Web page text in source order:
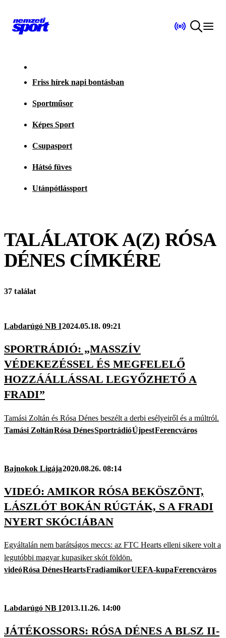
Friss hírek napi bontásban
Sportműsor
Képes Sport
Csupasport
Hátsó füves
Utánpótlássport
TALÁLATOK A(Z) RÓSA
DÉNES CÍMKÉRE
37 találat
Labdarúgó NB I2024.05.18. 09:21
SPORTRÁDIÓ: „MASSZÍV
VÉDEKEZÉSSEL ÉS MEGFELELŐ
HOZZÁÁLLÁSSAL LEGYŐZHETŐ A
FRADI”
Tamási Zoltán és Rósa Dénes beszélt a derbi esélyeiről és a múltról.
Tamási ZoltánRósa DénesSportrádióÚjpestFerencváros
Bajnokok Ligája2020.08.26. 08:14
VIDEÓ: AMIKOR RÓSA BEKÖSZÖNT,
LÁSZLÓT BOKÁN RÚGTÁK, S A FRADI
NYERT SKÓCIÁBAN
Egyáltalán nem barátságos meccs: az FTC Hearts elleni sikere volt a
legutóbbi magyar kupasiker skót földön.
videóRósa DénesHeartsFradiamikorUEFA-kupaFerencváros
Labdarúgó NB I2013.11.26. 14:00
JÁTÉKOSSORS: RÓSA DÉNES A BLSZ II-